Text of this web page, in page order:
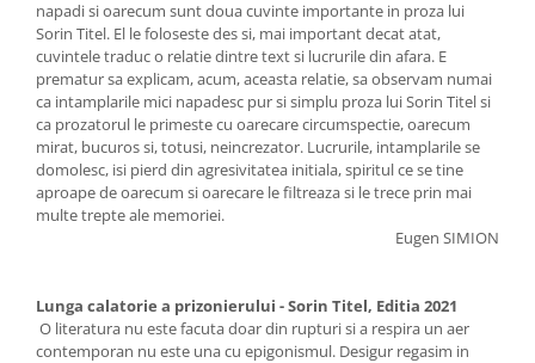
napadi si oarecum sunt doua cuvinte importante in proza lui
Sorin Titel. El le foloseste des si, mai important decat atat,
cuvintele traduc o relatie dintre text si lucrurile din afara. E
prematur sa explicam, acum, aceasta relatie, sa observam numai
ca intamplarile mici napadesc pur si simplu proza lui Sorin Titel si
ca prozatorul le primeste cu oarecare circumspectie, oarecum
mirat, bucuros si, totusi, neincrezator. Lucrurile, intamplarile se
domolesc, isi pierd din agresivitatea initiala, spiritul ce se tine
aproape de oarecum si oarecare le filtreaza si le trece prin mai
multe trepte ale memoriei.
Eugen SIMION
Lunga calatorie a prizonierului - Sorin Titel, Editia 2021
O literatura nu este facuta doar din rupturi si a respira un aer
contemporan nu este una cu epigonismul. Desigur regasim in